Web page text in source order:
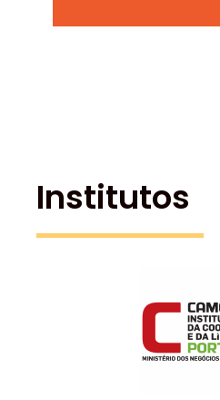
Institutos